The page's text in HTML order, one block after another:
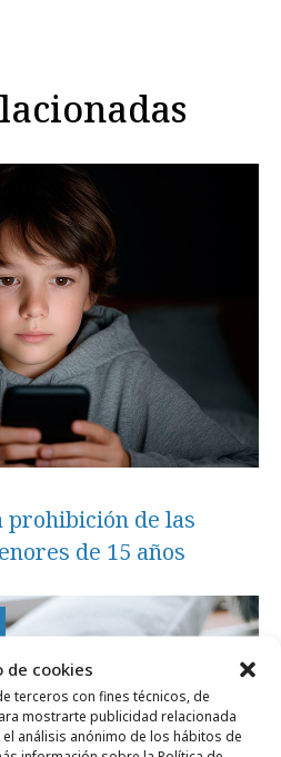
de cookies
terceros con fines técnicos, de
mostrarte publicidad relacionada
análisis anónimo de los hábitos de
prohibición de las
de 15 años